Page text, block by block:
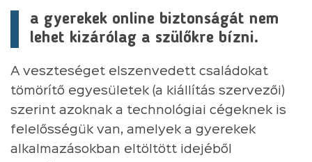
a gyerekek online biztonságát nem
lehet kizárólag a szülőkre bízni.
A veszteséget elszenvedett családokat
tömörítő egyesületek (a kiállítás szervezői)
szerint azoknak a technológiai cégeknek is
felelősségük van, amelyek a gyerekek
alkalmazásokban eltöltött idejéből